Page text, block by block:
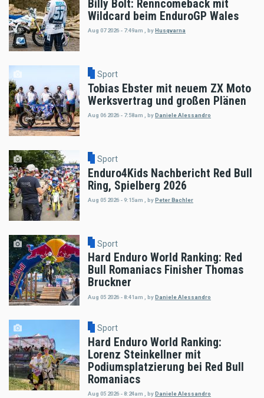
Billy Bolt: Renncomeback mit
Wildcard beim EnduroGP Wales
Aug 07 2026 - 7:49am , byHusqvarna
Sport
Tobias Ebster mit neuem ZX Moto
Werksvertrag und großen Plänen
Aug 06 2026 - 7:58am byDaniele Alessandro
Sport
Enduro4Kids Nachbericht Red Bull
Ring, Spielberg 2026
Aug 05 2026 - 9:15am byPeter Bachler
Sport
Hard Enduro World Ranking: Red
Bull Romaniacs Finisher Thomas
Bruckner
Aug 05 2026 - 8:41am byDaniele Alessandro
Sport
Hard Enduro World Ranking:
Lorenz Steinkellner mit
Podiumsplatzierung bei Red Bull
Romaniacs
Aug 05 2026 - 8:24am , by Daniele Alessandro